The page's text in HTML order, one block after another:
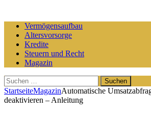
Vermögensaufbau
Altersvorsorge
Kredite
Steuern und Recht
Magazin
Suchen
nach:
StartseiteMagazinAutomatische
deaktivieren – Anleitung